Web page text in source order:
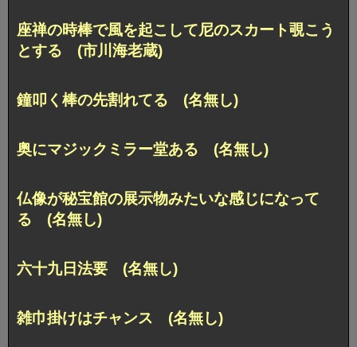
座禅の時棒で風を起こして尼のスカート覗こう
とする (市川海老蔵)
鐘叩く棒の先割れてる (名無し)
奥にマジックミラー堂ある (名無し)
仏像が秘宝館の展示物みたいな感じになって
る (名無し)
六十九日法要 (名無し)
雑巾掛けはチャンス (名無し)